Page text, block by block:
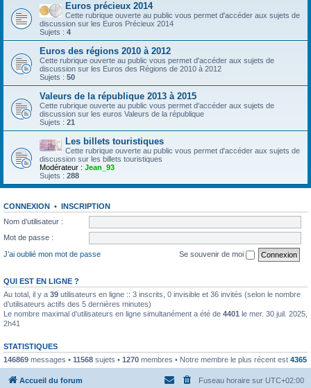
Euros précieux 2014
Cette rubrique ouverte au public vous permet d'accéder aux sujets de
discussion sur les Euros Précieux 2014
Sujets : 4
Euros des régions 2010 à 2012
Cette rubrique ouverte au public vous permet d'accéder aux sujets de
discussion sur les Euros des Régions de 2010 à 2012
Sujets : 50
Valeurs de la république 2013 à 2015
Cette rubrique ouverte au public vous permet d'accéder aux sujets de
discussion sur les euros Valeurs de la république
Sujets : 21
Les billets touristiques
Cette rubrique ouverte au public vous permet d'accéder aux sujets de
discussion sur les billets touristiques
Modérateur : Jean_93
Sujets : 288
CONNEXION • INSCRIPTION
Nom d’utilisateur :
Mot de passe :
J’ai oublié mon mot de passe
Se souvenir de moi
QUI EST EN LIGNE ?
Au total, il y a 39 utilisateurs en ligne :: 3 inscrits, 0 invisible et 36 invités (selon le nombre
d’utilisateurs actifs des 5 dernières minutes)
Le nombre maximal d’utilisateurs en ligne simultanément a été de 4401 le mer. 30 juil. 2025,
2h41
STATISTIQUES
146869 messages • 11568 sujets • 1270 membres • Notre membre le plus récent est 4365
Accueil du forum Fuseau horaire sur UTC+02:00